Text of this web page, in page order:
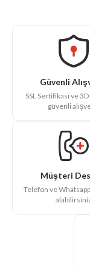
Güvenli
SSL Sertifikası ve
güvenli
Müşteri
Telefon ve